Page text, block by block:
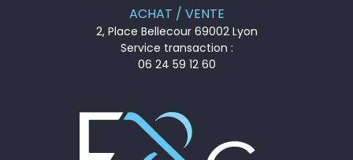
ACHAT / VENTE
2, Place Bellecour 69002 Lyon
Service transaction :
06 24 59 12 60